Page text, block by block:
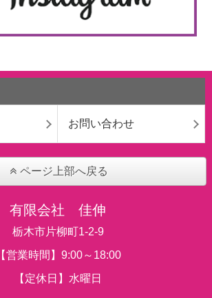
お問い合わせ
ページ上部へ戻る
有限会社 佳伸
栃木市片柳町1-2-9
【営業時間】9:00～18:00
【定休日】水曜日